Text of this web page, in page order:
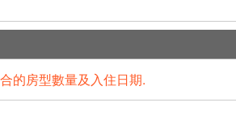
的房型數量及入住日期.